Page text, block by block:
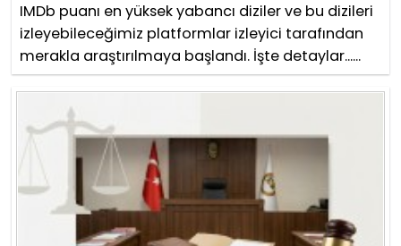
IMDb puanı en yüksek yabancı diziler ve bu dizileri
izleyebileceğimiz platformlar izleyici tarafından
merakla araştırılmaya başlandı. İşte detaylar......